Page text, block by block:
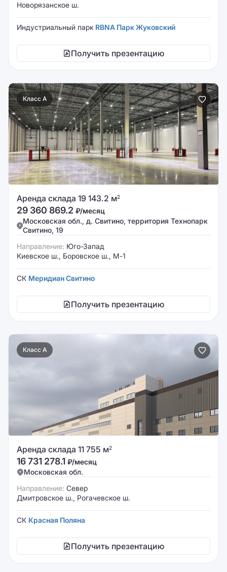
Новорязанское ш.
Индустриальный парк RBNA Парк Жуковский
Получить презентацию
Класс A
Аренда склада 19 143.2 м2
29 360 869.2 ₽/месяц
Московская обл., д. Свитино, территория Технопарк
Свитино, 19
Направление: Юго-Запад
Киевское ш., Боровское ш., М-1
СК Меридиан Свитино
Получить презентацию
Класс A
Аренда склада 11 755 м2
16 731 278.1 ₽/месяц
Московская обл.
Направление: Север
Дмитровское ш., Рогачевское ш.
СК Красная Поляна
Получить презентацию